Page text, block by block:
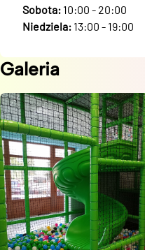
Sobota: 10:00 - 20:00
Niedziela: 13:00 - 19:00
Galeria